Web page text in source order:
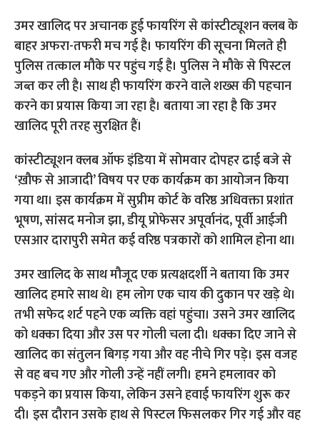
उमर खालिद पर अचानक हुई फायरिंग से कांस्टीट्यूशन क्लब के
बाहर अफरा-तफरी मच गई है। फायरिंग की सूचना मिलते ही
पुलिस तत्काल मौके पर पहुंच गई है। पुलिस ने मौके से पिस्टल
जब्त कर ली है। साथ ही फायरिंग करने वाले शख्स की पहचान
करने का प्रयास किया जा रहा है। बताया जा रहा है कि उमर
खालिद पूरी तरह सुरक्षित हैं।
कांस्टीट्यूशन क्लब ऑफ इंडिया में सोमवार दोपहर ढाई बजे से
‘ख़ौफ से आजादी’ विषय पर एक कार्यक्रम का आयोजन किया
गया था। इस कार्यक्रम में सुप्रीम कोर्ट के वरिष्ठ अधिवक्ता प्रशांत
भूषण, सांसद मनोज झा, डीयू प्रोफेसर अपूर्वानंद, पूर्वी आईजी
एसआर दारापुरी समेत कई वरिष्ठ पत्रकारों को शामिल होना था।
उमर खालिद के साथ मौजूद एक प्रत्यक्षदर्शी ने बताया कि उमर
खालिद हमारे साथ थे। हम लोग एक चाय की दुकान पर खड़े थे।
तभी सफेद शर्ट पहने एक व्यक्ति वहां पहुंचा। उसने उमर खालिद
को धक्का दिया और उस पर गोली चला दी। धक्का दिए जाने से
खालिद का संतुलन बिगड़ गया और वह नीचे गिर पड़े। इस वजह
से वह बच गए और गोली उन्हें नहीं लगी। हमने हमलावर को
पकड़ने का प्रयास किया, लेकिन उसने हवाई फायरिंग शुरू कर
दी। इस दौरान उसके हाथ से पिस्टल फिसलकर गिर गई और वह